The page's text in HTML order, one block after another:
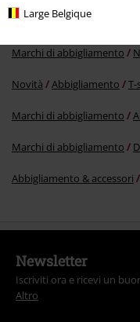
Large Belgique
Marchi di abbigliamento
Novità Abbigliamento
Marchi di abbigliamento
Marchi di abbigliamento
Abbigliamento & accessori
Newsletter
Iscriviti ora e ricevi un
Altro